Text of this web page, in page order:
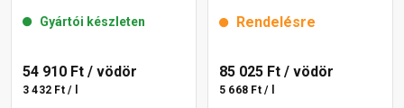
Gyártói készleten
54 910 Ft / vödör
3 432 Ft / l
Rendelésre
85 025 Ft / vödör
5 668 Ft / l